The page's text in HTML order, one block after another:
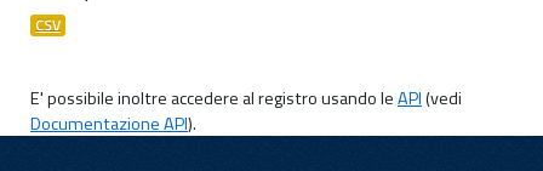
CSV
E' possibile inoltre accedere al registro usando leAPI(vedi
Documentazione API).